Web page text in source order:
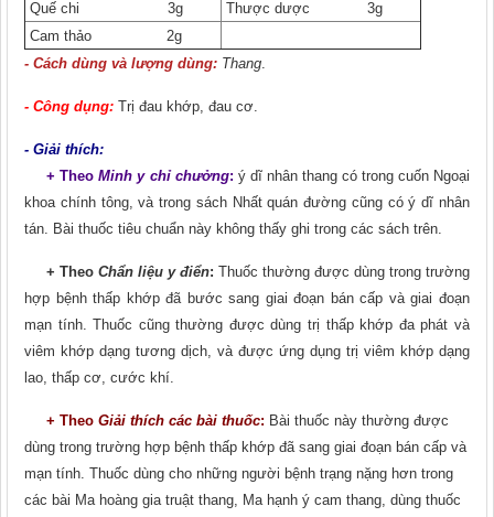
Quế chi 3g
Thược dược 3g
Cam thảo 2g
- Cách dùng và lượng dùng: Thang.
- Công dụng: Trị đau khớp, đau cơ.
- Giải thích:
+ TheoMinh y chỉ chưởng: ýdĩ nhân thang có trong cuốn Ngoại
khoa chính tông, và trong sách Nhất quán đường cũng cóý dĩ nhân
tán. Bài thuốc tiêu chuẩn này không thấy ghi trong các sách trên.
+ Theo Chẩn liệu y điển: Thuốc thường được dùng trong trường
hợp bệnh thấp khớp đã bước sang giai đoạn bán cấp và giai đoạn
mạn tính. Thuốc cũng thường được dùng trị thấp khớp đa phát và
viêm khớp dạng tương dịch, và được ứng dụng trị viêm khớp dạng
lao, thấp cơ, cước khí.
+ Theo Giải thích các bài thuốc: Bài thuốc này thường được
dùng trong trường hợp bệnh thấp khớp đã sang giai đoạn bán cấp và
mạn tính. Thuốc dùng cho những người bệnh trạng nặng hơn trong
các bài Ma hoàng gia truật thang, Ma hạnh ý cam thang, dùng thuốc